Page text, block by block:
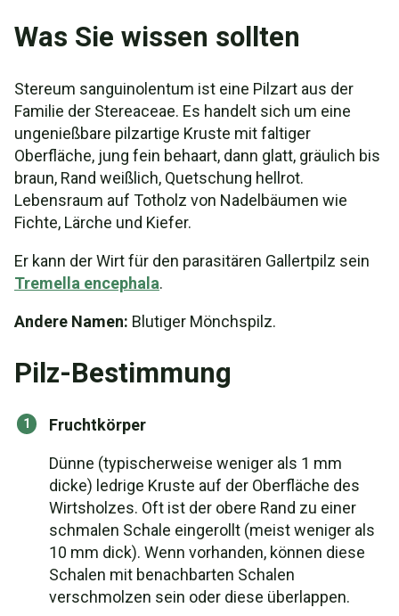
Was Sie wissen sollten
Stereum sanguinolentum ist eine Pilzart aus der
Familie der Stereaceae. Es handelt sich um eine
ungenießbare pilzartige Kruste mit faltiger
Oberfläche, jung fein behaart, dann glatt, gräulich bis
braun, Rand weißlich, Quetschung hellrot.
Lebensraum auf Totholz von Nadelbäumen wie
Fichte, Lärche und Kiefer.
Er kann der Wirt für den parasitären Gallertpilz sein
Tremella encephala.
Andere Namen: Blutiger Mönchspilz.
Pilz-Bestimmung
Fruchtkörper
Dünne (typischerweise weniger als 1 mm
dicke) ledrige Kruste auf der Oberfläche des
Wirtsholzes. Oft ist der obere Rand zu einer
schmalen Schale eingerollt (meist weniger als
10 mm dick). Wenn vorhanden, können diese
Schalen mit benachbarten Schalen
verschmolzen sein oder diese überlappen.